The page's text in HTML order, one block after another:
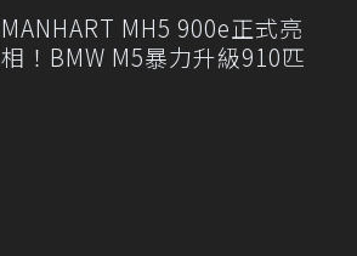
MANHART MH5 900e正式亮
相！BMW M5暴力升級910匹